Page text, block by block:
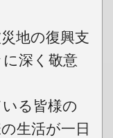
地の復興支
深く敬意
る皆様の
生活が一日